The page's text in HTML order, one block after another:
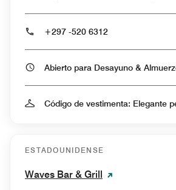
+297 -520 6312
Código de vestimenta: Elegante
ESTADOUNIDENSE
Waves Bar & Grill